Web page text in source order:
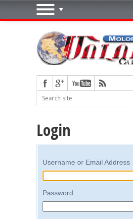
Login
Username or Email Address
Password